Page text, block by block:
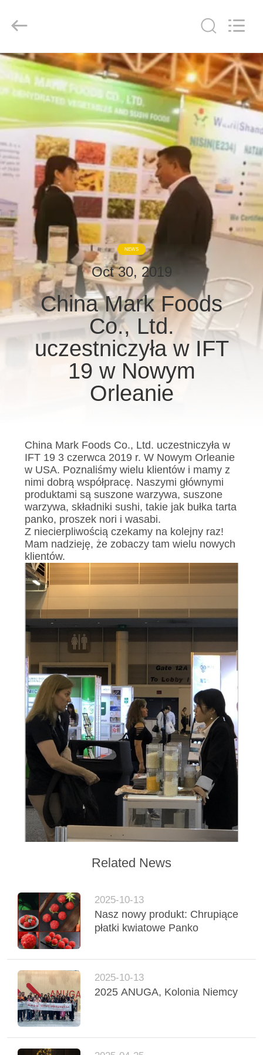
STRONA
GŁÓWNA
PRODUKTY
O
NAS
WYCIECZKA
PO
FABRYCE
KONTROLA
JAKOŚCI
SKONTAKTUJ
AKTUALNOŚCI
SPRAWY
POPROŚ
O
WYCENĘ
MAPA
WITRYNY
POLITYKA
PRYWATNOŚCI
CO.,LTD..
NEWS
Oct 30, 2019
China Mark Foods
Co., Ltd.
uczestniczyła w IFT
19 w Nowym
Orleanie
China Mark Foods Co., Ltd. uczestniczyła w
IFT 19 3 czerwca 2019 r. W Nowym Orleanie
w USA. Poznaliśmy wielu klientów i mamy z
nimi dobrą współpracę. Naszymi głównymi
produktami są suszone warzywa, suszone
warzywa, składniki sushi, takie jak bułka tarta
panko, proszek nori i wasabi.
Z niecierpliwością czekamy na kolejny raz!
Mam nadzieję, że zobaczy tam wielu nowych
klientów.
Related News
2025-10-13
Nasz nowy produkt: Chrupiące
płatki kwiatowe Panko
2025-10-13
2025 ANUGA, Kolonia Niemcy